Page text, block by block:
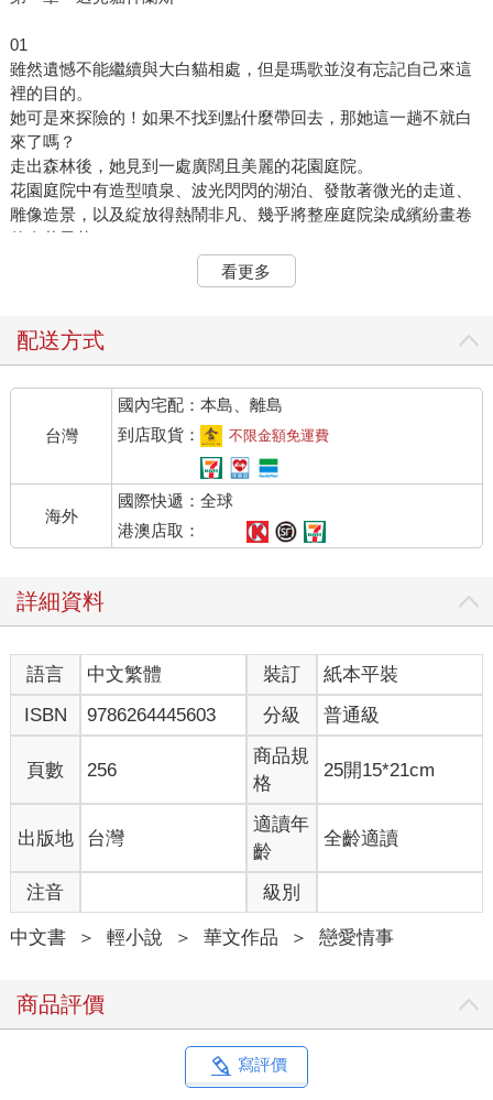
01
雖然遺憾不能繼續與大白貓相處，但是瑪歌並沒有忘記自己來這
裡的目的。
她可是來探險的！如果不找到點什麼帶回去，那她這一趟不就白
來了嗎？
走出森林後，她見到一處廣闊且美麗的花園庭院。
花園庭院中有造型噴泉、波光閃閃的湖泊、發散著微光的走道、
雕像造景，以及綻放得熱鬧非凡、幾乎將整座庭院染成繽紛畫卷
的奇花異草。
這裡的雕像大多是大大小小、各種型態的貓咪雕像，有些貓咪雕
像身旁還陪伴著一名身穿華服的男子。
中經常見到類似的雕像，他們就是──「創世神與貓神」的經典神
視線越過神像和花園往前眺望，可以見到花園盡頭有一座高大的
「這裡是某個地方的神殿嗎？」
瑪歌猜測的嘀咕，也因為這樣的猜想，她的不安消散了一些。
她原本以為自己是被傳送到某處的荒野，可能會遇見窮凶極惡、
極為危險的荒獸，現在既然知道是在某處的神殿裡頭，她就不用
擔心荒獸問題了。
現在她真正要擔心的，是自己會不會被當成入侵者抓起來！
不過……
「這裡好像沒人？」
她環顧四周，寬敞華美的花園中，卻連一個人影也沒有。
這讓瑪歌覺得很不可思議。
畢竟她以前在萬神殿的花園閒逛時，可是經常看見其他神官跟王
室貴族也在逛花園呢！
突然間，詢問聲從旁傳來，嚇了瑪歌一跳。
瑪歌尋聲望去，見到一名身材高挑、衣著華麗的青年站在逆光
處，耀眼的光芒讓瑪歌看不清楚對方的容貌。
「我、我……對不起！我不是故意闖進來的！」
瑪歌下意識地向來人道歉。
「妳偷東西了？」
青年邁步朝她走來，語帶戲謔地笑問。
「沒有、沒有！我沒偷東西。」瑪歌連連擺手否認。
「我闖進這裡……不過我不是故意的。」
瑪歌不安地想要解釋。
瑪歌張了張嘴，卻發現自己無從解釋。
看更多
配送方式
台灣
國內宅配：本島、離島
到店取貨：
不限金額免運費
海外
國際快遞：全球
港澳店取：
詳細資料
語言 中文繁體 裝訂
紙本平裝
ISBN
9786264445603 分級 普通級
頁數 256
商品規
格
25開15*21cm
出版地 台灣
適讀年
齡
全齡適讀
注音 級別
中文書 ＞ 輕小說 ＞ 華文作品 ＞ 戀愛情事
商品評價
寫評價